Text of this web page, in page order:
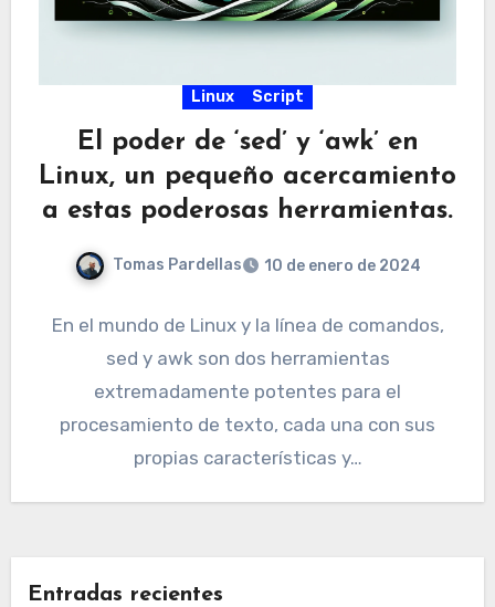
Linux Script
El poder de ‘sed’ y ‘awk’ en
Linux, un pequeño acercamiento
a estas poderosas herramientas.
Tomas Pardellas 10 de enero de 2024
En el mundo de Linux y la línea de comandos,
sed y awk son dos herramientas
extremadamente potentes para el
procesamiento de texto, cada una con sus
propias características y…
Entradas recientes